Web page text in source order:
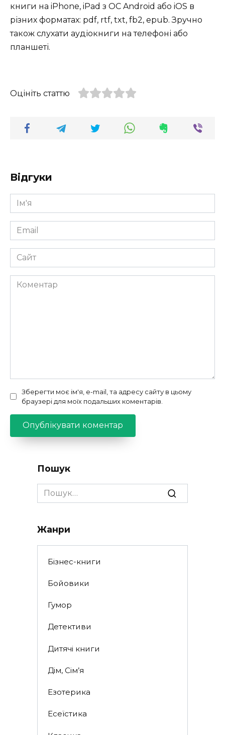
книги на iPhone, iPad з ОС Android або iOS в
різних форматах: pdf, rtf, txt, fb2, epub. Зручно
також слухати аудіокниги на телефоні або
планшеті.
Оцініть статтю
Відгуки
Ім'я
*
Email
*
Сайт
Коментар
Зберегти моє ім'я, e-mail, та адресу сайту в цьому
браузері для моїх подальших коментарів.
Пошук
Search
for:
Жанри
Бізнес-книги
Бойовики
Гумор
Детективи
Дитячі книги
Дім, Сім’я
Езотерика
Есеїстика